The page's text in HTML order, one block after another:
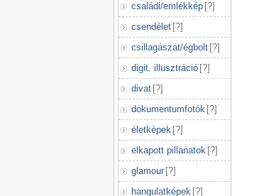
családi/emlékkép [?]
csendélet [?]
csillagászat/égbolt [?]
digit. illusztráció [?]
divat [?]
dokumentumfotók [?]
életképek [?]
elkapott pillanatok [?]
glamour [?]
hangulatképek [?]